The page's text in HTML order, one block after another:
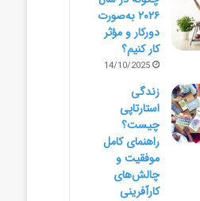
۲۰۲۶ به‌صورت
دورکار و مؤثر
کار کنیم؟
14/10/2025
زندگی
استارتاپی
چیست؟
راهنمای کامل
موفقیت و
چالش‌های
کارآفرینی